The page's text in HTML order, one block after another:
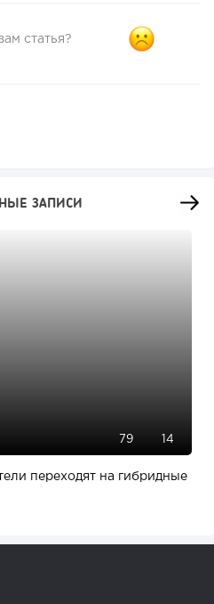
статья?
ЗАПИСИ
79 14
переходят на гибридные